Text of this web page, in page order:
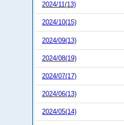
2024/11(13)
2024/10(15)
2024/09(13)
2024/08(19)
2024/07(17)
2024/06(13)
2024/05(14)